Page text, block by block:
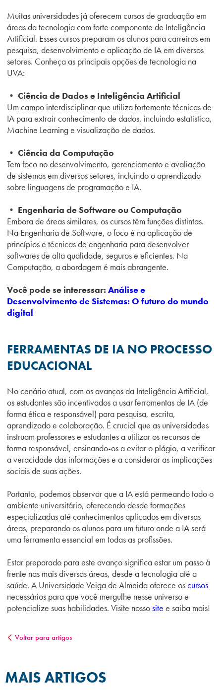
Muitas universidades já oferecem cursos de graduação em
áreas da tecnologia com forte componente de Inteligência
Artificial. Esses cursos preparam os alunos para carreiras em
pesquisa, desenvolvimento e aplicação de IA em diversos
setores. Conheça as principais opções de tecnologia na
UVA:
• Ciência de Dados e Inteligência Artificial
Um campo interdisciplinar que utiliza fortemente técnicas de
IA para extrair conhecimento de dados, incluindo estatística,
Machine Learning e visualização de dados.
• Ciência da Computação
Tem foco no desenvolvimento, gerenciamento e avaliação
de sistemas em diversos setores, incluindo o aprendizado
sobre linguagens de programação e IA.
• Engenharia de Software ou Computação
Embora de áreas similares, os cursos têm funções distintas.
Na Engenharia de Software, o foco é na aplicação de
princípios e técnicas de engenharia para desenvolver
softwares de alta qualidade, seguros e eficientes. Na
Computação, a abordagem é mais abrangente.
Você pode se interessar: Análise e
Desenvolvimento de Sistemas: O futuro do mundo
digital
FERRAMENTAS DE IA NO PROCESSO
EDUCACIONAL
No cenário atual, com os avanços da Inteligência Artificial,
os estudantes são incentivados a usar ferramentas de IA (de
forma ética e responsável) para pesquisa, escrita,
aprendizado e colaboração. É crucial que as universidades
instruam professores e estudantes a utilizar os recursos de
forma responsável, ensinando-os a evitar o plágio, a verificar
a veracidade das informações e a considerar as implicações
sociais de suas ações.
Portanto, podemos observar que a IA está permeando todo o
ambiente universitário, oferecendo desde formações
especializadas até conhecimentos aplicados em diversas
áreas, preparando os alunos para um futuro onde a IA será
uma ferramenta essencial em todas as profissões.
Estar preparado para este avanço significa estar um passo à
frente nas mais diversas áreas, desde a tecnologia até a
saúde. A Universidade Veiga de Almeida oferece oscursos
necessários para que você mergulhe nesse universo e
potencialize suas habilidades. Visite nossosite e saiba mais!
Voltar para artigos
MAIS ARTIGOS